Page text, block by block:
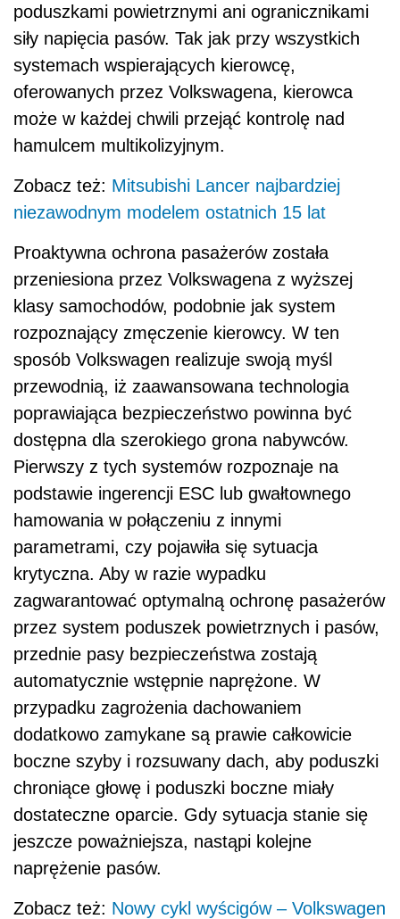
poduszkami powietrznymi ani ogranicznikami
siły napięcia pasów. Tak jak przy wszystkich
systemach wspierających kierowcę,
oferowanych przez Volkswagena, kierowca
może w każdej chwili przejąć kontrolę nad
hamulcem multikolizyjnym.
Zobacz też: Mitsubishi Lancer najbardziej
niezawodnym modelem ostatnich 15 lat
Proaktywna ochrona pasażerów została
przeniesiona przez Volkswagena z wyższej
klasy samochodów, podobnie jak system
rozpoznający zmęczenie kierowcy. W ten
sposób Volkswagen realizuje swoją myśl
przewodnią, iż zaawansowana technologia
poprawiająca bezpieczeństwo powinna być
dostępna dla szerokiego grona nabywców.
Pierwszy z tych systemów rozpoznaje na
podstawie ingerencji ESC lub gwałtownego
hamowania w połączeniu z innymi
parametrami, czy pojawiła się sytuacja
krytyczna. Aby w razie wypadku
zagwarantować optymalną ochronę pasażerów
przez system poduszek powietrznych i pasów,
przednie pasy bezpieczeństwa zostają
automatycznie wstępnie naprężone. W
przypadku zagrożenia dachowaniem
dodatkowo zamykane są prawie całkowicie
boczne szyby i rozsuwany dach, aby poduszki
chroniące głowę i poduszki boczne miały
dostateczne oparcie. Gdy sytuacja stanie się
jeszcze poważniejsza, nastąpi kolejne
naprężenie pasów.
Zobacz też: Nowy cykl wyścigów – Volkswagen